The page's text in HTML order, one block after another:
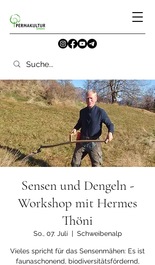
Sensen und Dengeln -
Workshop mit Hermes
Thöni
So., 07. Juli
  |
Schweibenalp
Vieles spricht für das Sensenmähen: Es ist
faunaschonend, biodiversitätsfördernd,